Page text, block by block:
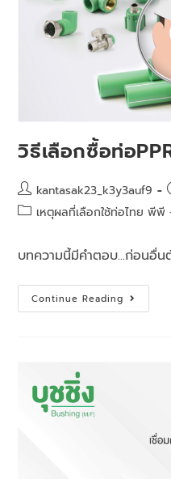
วิธีเลือกซื้อท่อ
kantasak23_k3y3auf9
เหตุผลที่เลือกใช้ท่อไทย พีพี
บทความนี้มีคำตอบ...ก่อนอื่น
Continue Reading